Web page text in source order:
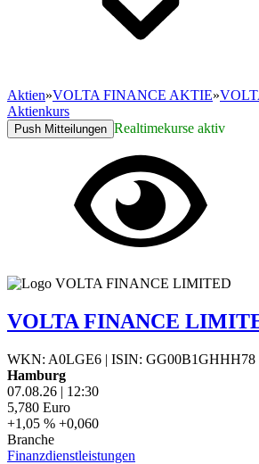
Aktien»VOLTA FINANCE AKTIE»
Aktienkurs
Push Mitteilungen Realtimekurse aktiv
VOLTA FINANCE
WKN: A0LGE6 | ISIN: GG00B1GHHH78
Hamburg
07.08.26 | 12:30
5,780 Euro
+1,05 % +0,060
Branche
Finanzdienstleistungen